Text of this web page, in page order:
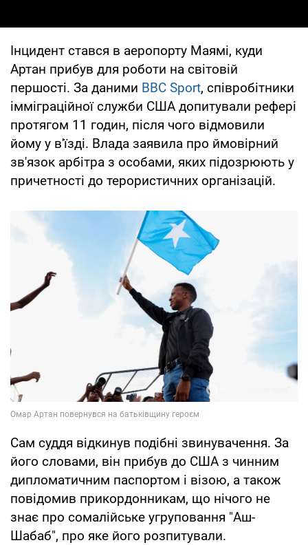
Інцидент стався в аеропорту Маямі, куди
Артан прибув для роботи на світовій
першості. За даними BBC Sport, співробітники
імміграційної служби США допитували рефері
протягом 11 годин, після чого відмовили
йому у в'їзді. Влада заявила про ймовірний
зв'язок арбітра з особами, яких підозрюють у
причетності до терористичних організацій.
Сам суддя відкинув подібні звинувачення. За
його словами, він прибув до США з чинним
дипломатичним паспортом і візою, а також
повідомив прикордонникам, що нічого не
знає про сомалійське угруповання "Аш-
Шабаб", про яке його розпитували.